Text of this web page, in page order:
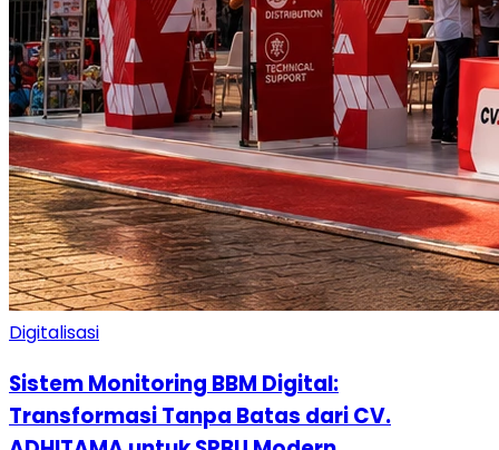
Digitalisasi
Sistem Monitoring BBM Digital:
Transformasi Tanpa Batas dari CV.